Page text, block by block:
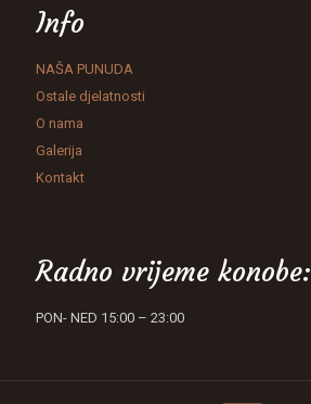
Info
NAŠA PUNUDA
Ostale djelatnosti
O nama
Galerija
Kontakt
Radno vrijeme konobe:
PON- NED 15:00 – 23:00